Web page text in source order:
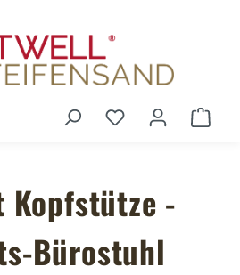
Du hast 0
Kopfstütze -
Bürostuhl